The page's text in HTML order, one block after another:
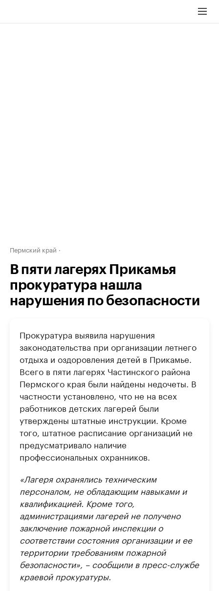
Пермский край
В пяти лагерях Прикамья
прокуратура нашла
нарушения по безопасности
Прокуратура выявила нарушения
законодательства при организации летнего
отдыха и оздоровления детей в Прикамье.
Всего в пяти лагерях Частинского района
Пермского края были найдены недочеты. В
частности установлено, что не на всех
работников детских лагерей были
утверждены штатные инструкции. Кроме
того, штатное расписание организаций не
предусматривало наличие
профессиональных охранников.
«Лагеря охранялись техническим
персоналом, не обладающим навыками и
квалификацией. Кроме того,
администрациями лагерей не получено
заключение пожарной инспекции о
соответствии состояния организации и ее
территории требованиям пожарной
безопасности», – сообщили в пресс-службе
краевой прокуратуры.